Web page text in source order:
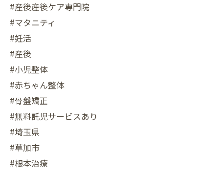
#産後産後ケア専門院
#マタニティ
#妊活
#産後
#小児整体
#赤ちゃん整体
#骨盤矯正
#無料託児サービスあり
#埼玉県
#草加市
#根本治療